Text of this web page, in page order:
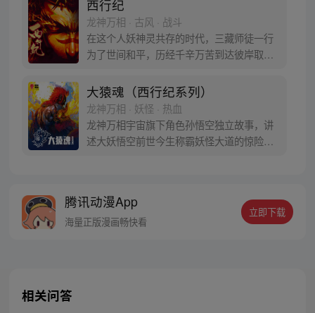
西行纪
龙神万相 · 古风 · 战斗
在这个人妖神灵共存的时代，三藏师徒一行
为了世间和平，历经千辛万苦到达彼岸取
变得美好….随着阴谋慢慢揭露，暗魂四起,
为了让“永恒之火”重新归位，小狼妖白狼不
辞万难，找到唐三藏大法师，和他一起重新
寻回徒弟们，组成全新“西行小队”，再度踏
上西行之旅……
大猿魂（西行纪系列）
龙神万相 · 妖怪 · 热血
龙神万相宇宙旗下角色孙悟空独立故事，讲
述大妖悟空前世今生称霸妖怪大道的惊险历
人…六十年后，他再次破石而出，背负着守
护族人的希望和信念打败了妖怪大道的霸
腾讯动漫App
海量正版漫画畅快看
立即下载
相关问答